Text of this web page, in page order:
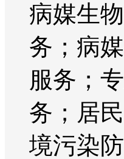
病媒生
务；病
服务；
务；居
境污染